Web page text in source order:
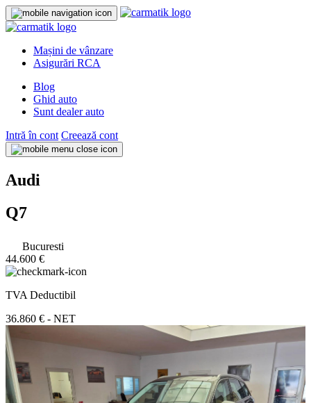
Mașini de vânzare
Asigurări RCA
Blog
Ghid auto
Sunt dealer auto
Intră în cont Creează cont
Audi
Q7
Bucuresti
44.600 €
TVA Deductibil
36.860 € - NET